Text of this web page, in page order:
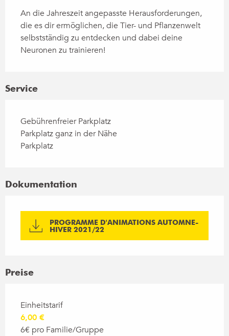
An die Jahreszeit angepasste Herausforderungen,
die es dir ermöglichen, die Tier- und Pflanzenwelt
selbstständig zu entdecken und dabei deine
Neuronen zu trainieren!
Service
Gebührenfreier Parkplatz
Parkplatz ganz in der Nähe
Parkplatz
Dokumentation
PROGRAMME D'ANIMATIONS AUTOMNE-
HIVER 2021/22
Preise
Preise 2026
Einheitstarif
6,00 €
6€ pro Familie/Gruppe